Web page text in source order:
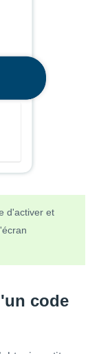
d'activer et
code